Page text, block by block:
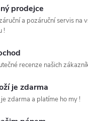
prodejce
a pozáruční servis na
!
recenze našich
je zdarma
zdarma a platíme ho my !